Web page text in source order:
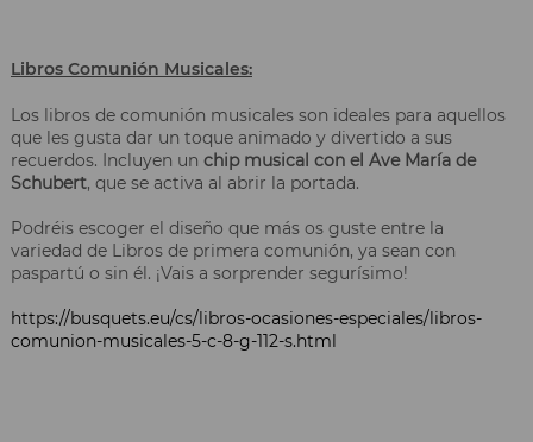
Libros Comunión Musicales:
Los libros de comunión musicales son ideales para aquellos
que les gusta dar un toque animado y divertido a sus
recuerdos. Incluyen un chip musical con el Ave María de
Schubert, que se activa al abrir la portada.
Podréis escoger el diseño que más os guste entre la
variedad de Libros de primera comunión, ya sean con
paspartú o sin él. ¡Vais a sorprender segurísimo!
https://busquets.eu/cs/libros-ocasiones-especiales/libros-
comunion-musicales-5-c-8-g-112-s.html